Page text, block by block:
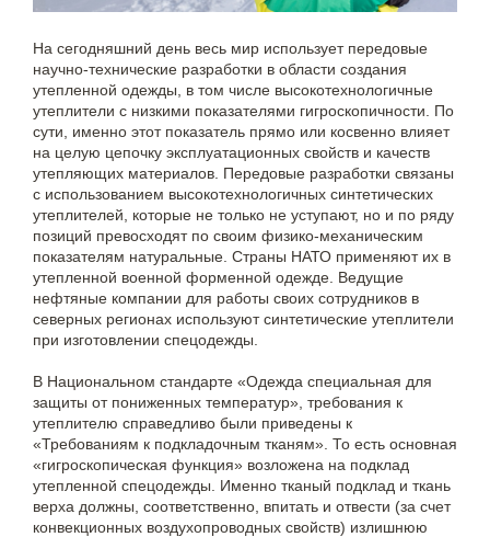
На сегодняшний день весь мир использует передовые
научно-технические разработки в области создания
утепленной одежды, в том числе высокотехнологичные
утеплители с низкими показателями гигроскопичности. По
сути, именно этот показатель прямо или косвенно влияет
на целую цепочку эксплуатационных свойств и качеств
утепляющих материалов. Передовые разработки связаны
с использованием высокотехнологичных синтетических
утеплителей, которые не только не уступают, но и по ряду
позиций превосходят по своим физико-механическим
показателям натуральные. Страны НАТО применяют их в
утепленной военной форменной одежде. Ведущие
нефтяные компании для работы своих сотрудников в
северных регионах используют синтетические утеплители
при изготовлении спецодежды.
В Национальном стандарте «Одежда специальная для
защиты от пониженных температур», требования к
утеплителю справедливо были приведены к
«Требованиям к подкладочным тканям». То есть основная
«гигроскопическая функция» возложена на подклад
утепленной спецодежды. Именно тканый подклад и ткань
верха должны, соответственно, впитать и отвести (за счет
конвекционных воздухопроводных свойств) излишнюю